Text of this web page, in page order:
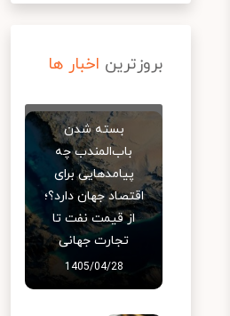
بروزترین اخبار ها
بسته شدن
باب‌المندب چه
پیامدهایی برای
اقتصاد جهان دارد؟؛
از قیمت نفت تا
تجارت جهانی
1405/04/28